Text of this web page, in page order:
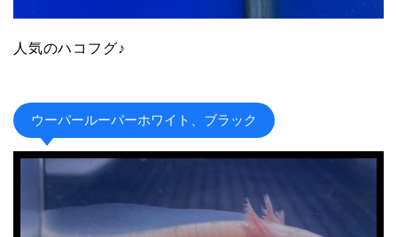
人気のハコフグ♪
ウーパールーパーホワイト、ブラック